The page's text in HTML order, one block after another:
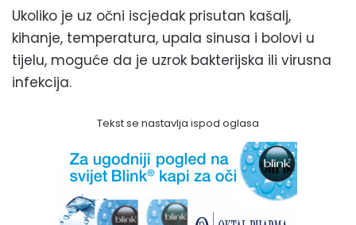
Ukoliko je uz očni iscjedak prisutan kašalj,
kihanje, temperatura, upala sinusa i bolovi u
tijelu, moguće da je uzrok bakterijska ili virusna
infekcija.
Tekst se nastavlja ispod oglasa